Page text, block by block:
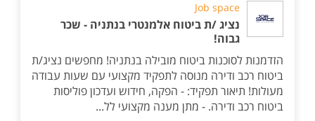
Job space
נציג /ת ביטוח אלמנטרי בנתניה - שכר
גבוה!
הזדמנות לסוכנות ביטוח מובילה בנתניה! מחפשים נציג/ת
ביטוח רכב ודירה מנוסה לתפקיד מקצועי עם שעות עבודה
מעולות! תיאור תפקיד: - הפקה, חידוש ועדכון פוליסות
ביטוח רכב ודירה. - מתן מענה מקצועי לל...